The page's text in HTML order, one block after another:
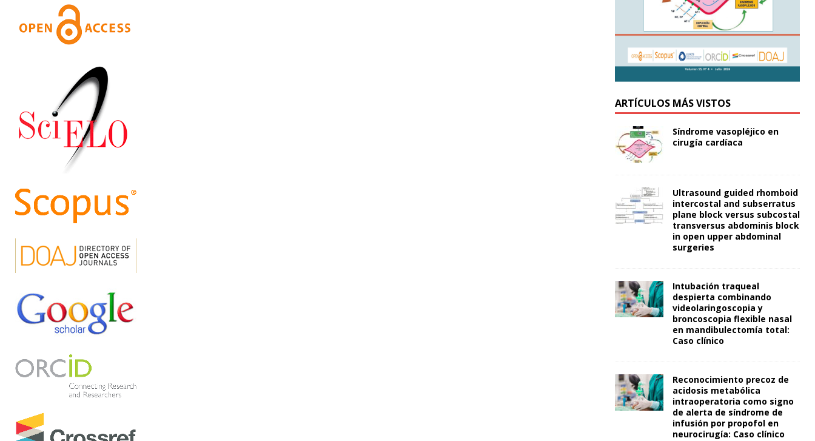
ARTÍCULOS MÁS VISTOS
Síndrome vasopléjico en
cirugía cardíaca
Ultrasound guided rhomboid
intercostal and subserratus
plane block versus subcostal
transversus abdominis block
in open upper abdominal
surgeries
Intubación traqueal
despierta combinando
videolaringoscopia y
broncoscopia flexible nasal
en mandibulectomía total:
Caso clínico
Reconocimiento precoz de
acidosis metabólica
intraoperatoria como signo
de alerta de síndrome de
infusión por propofol en
neurocirugía: Caso clínico